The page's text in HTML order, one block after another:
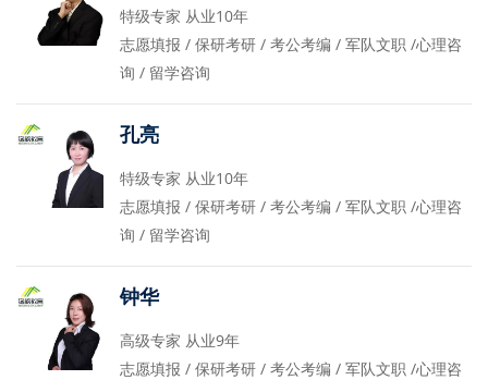
特级专家 从业10年
志愿填报 / 保研考研 / 考公考编 / 军队文职 /心理咨
询 / 留学咨询
孔亮
特级专家 从业10年
志愿填报 / 保研考研 / 考公考编 / 军队文职 /心理咨
询 / 留学咨询
钟华
高级专家 从业9年
志愿填报 / 保研考研 / 考公考编 / 军队文职 /心理咨